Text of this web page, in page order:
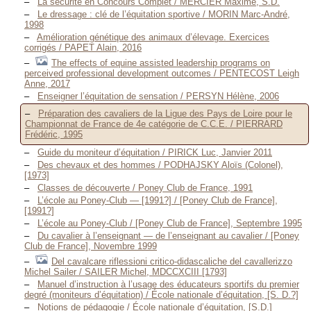
Le dressage : clé de l’équitation sportive / MORIN Marc-André,
1998
Amélioration génétique des animaux d’élevage. Exercices
corrigés / PAPET Alain, 2016
The effects of equine assisted leadership programs on
perceived professional development outcomes / PENTECOST Leigh
Anne, 2017
Enseigner l’équitation de sensation / PERSYN Hélène, 2006
Préparation des cavaliers de la Ligue des Pays de Loire pour le
Championnat de France de 4e catégorie de C.C.E. / PIERRARD
Frédéric, 1995
Guide du moniteur d’équitation / PIRICK Luc, Janvier 2011
Des chevaux et des hommes / PODHAJSKY Aloïs (Colonel),
[1973]
Classes de découverte / Poney Club de France, 1991
L’école au Poney-Club — [1991?] / [Poney Club de France],
[1991?]
L’école au Poney-Club / [Poney Club de France], Septembre 1995
Du cavalier à l’enseignant — de l’enseignant au cavalier / [Poney
Club de France], Novembre 1999
Del cavalcare riflessioni critico-didascaliche del cavallerizzo
Michel Sailer / SAILER Michel, MDCCXCIII [1793]
Manuel d’instruction à l’usage des éducateurs sportifs du premier
degré (moniteurs d’équitation) / École nationale d’équitation, [S. D.?]
Notions de pédagogie / École nationale d’équitation, [S.D.]